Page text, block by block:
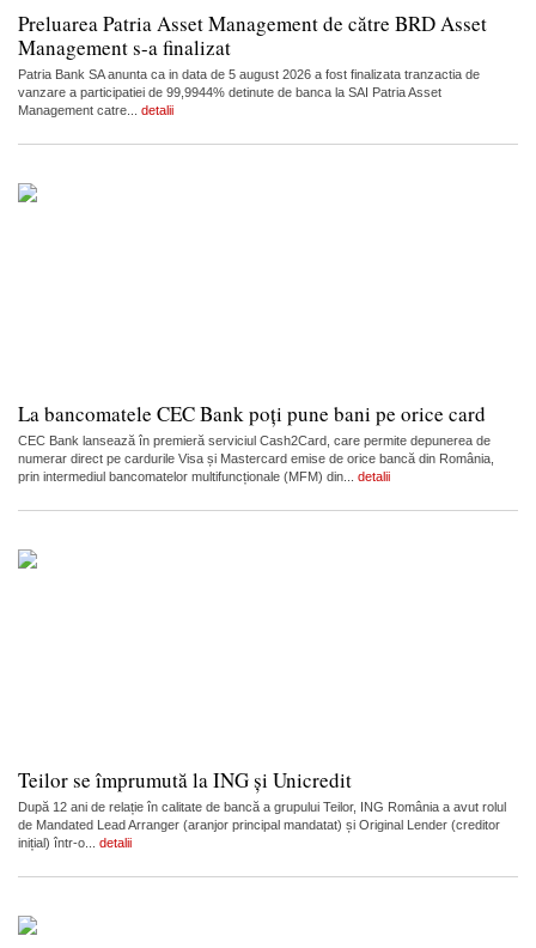
Preluarea Patria Asset Management de către BRD Asset
Management s-a finalizat
Patria Bank SA anunta ca in data de 5 august 2026 a fost finalizata tranzactia de
vanzare a participatiei de 99,9944% detinute de banca la SAI Patria Asset
Management catre... detalii
La bancomatele CEC Bank poți pune bani pe orice card
CEC Bank lansează în premieră serviciul Cash2Card, care permite depunerea de
numerar direct pe cardurile Visa și Mastercard emise de orice bancă din România,
prin intermediul bancomatelor multifuncționale (MFM) din... detalii
Teilor se împrumută la ING și Unicredit
După 12 ani de relație în calitate de bancă a grupului Teilor, ING România a avut rolul
de Mandated Lead Arranger (aranjor principal mandatat) și Original Lender (creditor
inițial) într-o... detalii